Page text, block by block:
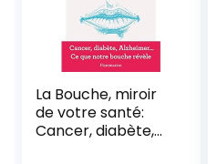
La Bouche, miroir
de votre santé:
Cancer, diabète,